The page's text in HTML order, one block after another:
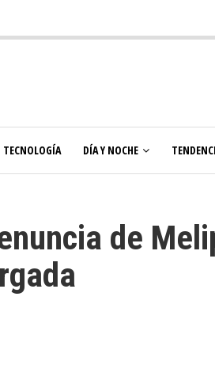
TECNOLOGÍA DÍA Y NOCHE
de